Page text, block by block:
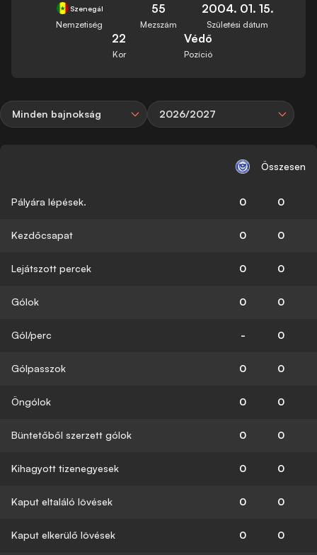
Szenegál
Nemzetiség
55
Mezszám
2004. 01. 15.
Születési dátum
22
Kor
Védő
Pozíció
Minden bajnokság 2026/2027
Összesen
Pályára lépések. 0 0
Kezdőcsapat 0 0
Lejátszott percek 0 0
Gólok 0 0
Gól/perc - 0
Gólpasszok 0 0
Öngólok 0 0
Büntetőből szerzett gólok 0 0
Kihagyott tizenegyesek 0 0
Kaput eltaláló lövések 0 0
Kaput elkerülő lövések 0 0